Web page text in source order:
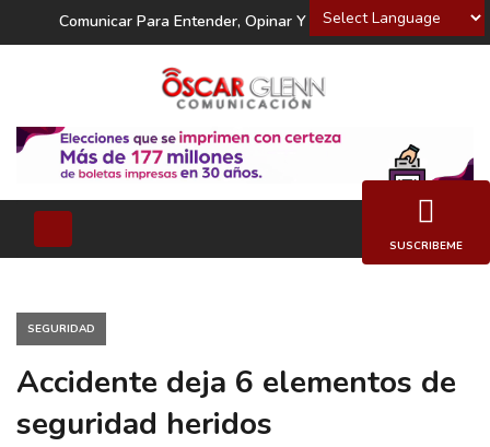
Powered by
Comunicar Para Entender, Opinar Y Decidir
SEGURIDAD
Accidente deja 6 elementos de
seguridad heridos
SUSCRIBEME